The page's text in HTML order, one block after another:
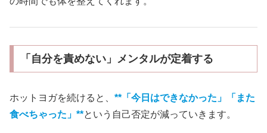
「自分を責めない」メンタルが定着する
ホットヨガを続けると、 **「今日はできなかった」「また
食べちゃった」**という自己否定が減っていきます。